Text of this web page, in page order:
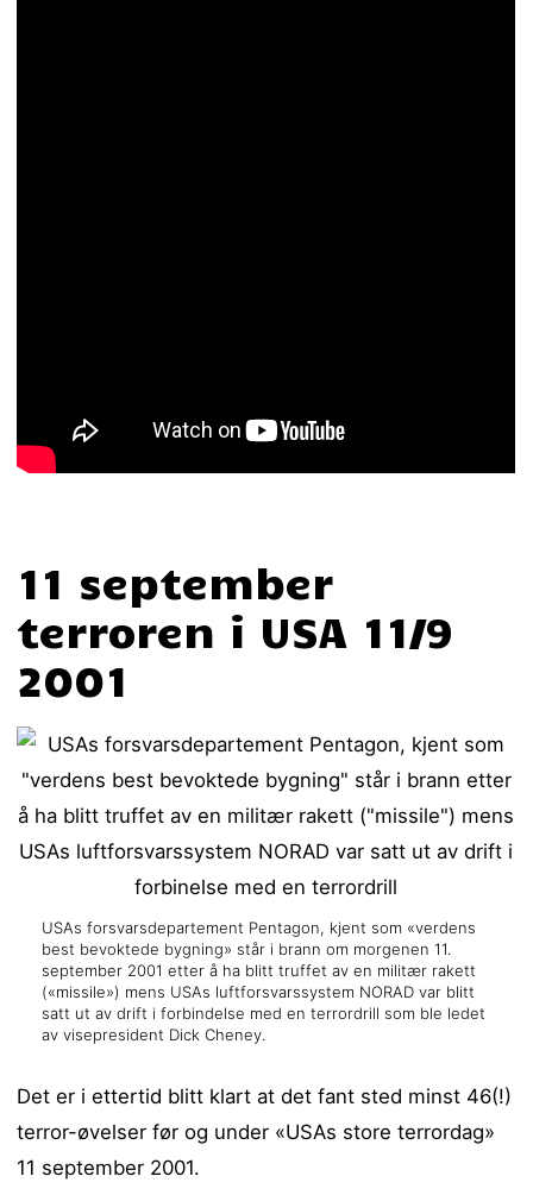
11 september
terroren i USA 11/9
2001
USAs forsvarsdepartement Pentagon, kjent som «verdens
best bevoktede bygning» står i brann om morgenen 11.
september 2001 etter å ha blitt truffet av en militær rakett
(«missile») mens USAs luftforsvarssystem NORAD var blitt
satt ut av drift i forbindelse med en terrordrill som ble ledet
av visepresident Dick Cheney.
Det er i ettertid blitt klart at det fant sted minst 46(!)
terror-øvelser før og under «USAs store terrordag»
11 september 2001.